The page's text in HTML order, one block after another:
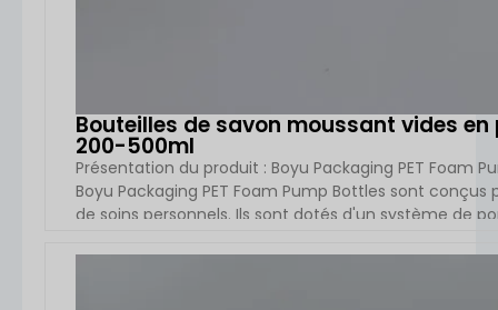
Bouteilles de savon moussant vides
200-500ml
Présentation du produit : Boyu Packaging PET Foam
Boyu Packaging PET Foam Pump Bottles sont
de soins personnels. Ils sont dotés d'un système de
200ml, [...]